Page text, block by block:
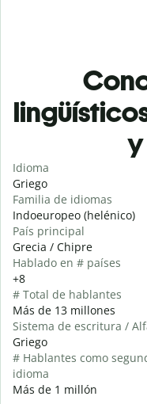
y
Idioma
Griego
Familia de idiomas
Indoeuropeo (helénico)
País principal
Grecia / Chipre
Hablado en # países
+8
# Total de hablantes
Más de 13 millones
Sistema de escritura /
Griego
# Hablantes como
idioma
Más de 1 millón